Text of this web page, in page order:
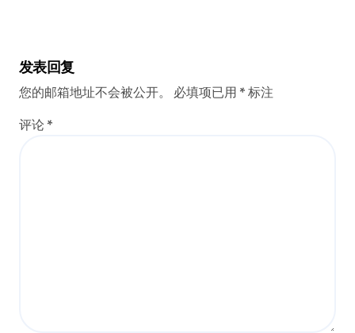
发表回复
您的邮箱地址不会被公开。 必填项已用 * 标注
评论 *